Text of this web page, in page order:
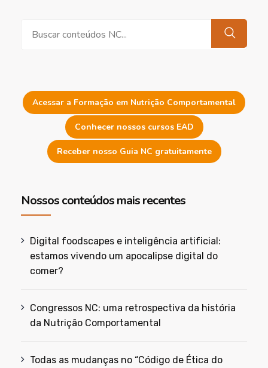
Acessar a Formação em Nutrição Comportamental
Conhecer nossos cursos EAD
Receber nosso Guia NC gratuitamente
Nossos conteúdos mais recentes
Digital foodscapes e inteligência artificial:
estamos vivendo um apocalipse digital do
comer?
Congressos NC: uma retrospectiva da história
da Nutrição Comportamental
Todas as mudanças no “Código de Ética do